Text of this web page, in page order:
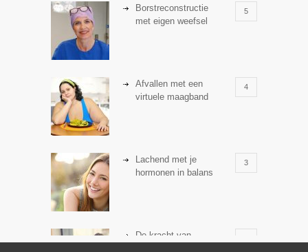
Borstreconstructie
met eigen weefsel
5
Afvallen met een
virtuele maagband
4
Lachend met je
hormonen in balans
3
De kracht van